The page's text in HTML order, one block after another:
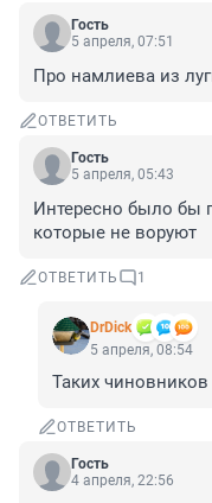
Гость
5 апреля, 07:51
Про намлиева из
ОТВЕТИТЬ
Гость
5 апреля, 05:43
Интересно было бы
которые не воруют
ОТВЕТИТЬ 1
DrDick
5 апреля, 08:54
Таких чиновников
ОТВЕТИТЬ
Гость
4 апреля, 22:56